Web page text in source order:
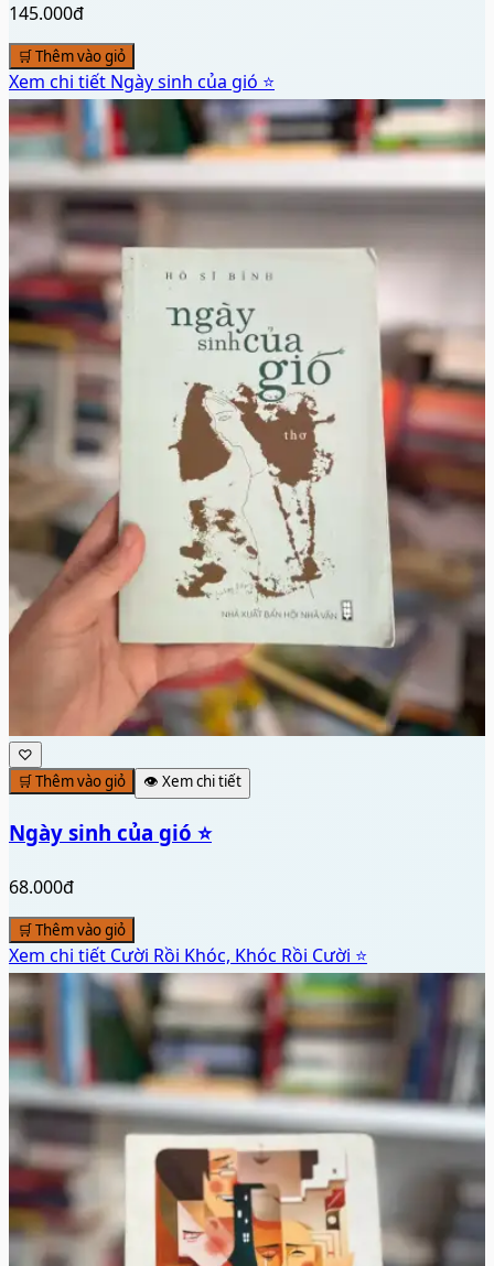
145.000đ
🛒 Thêm vào giỏ
Xem chi tiết Ngày sinh của gió ⭐
♡
🛒 Thêm vào giỏ
👁️ Xem chi tiết
Ngày sinh của gió ⭐
68.000đ
🛒 Thêm vào giỏ
Xem chi tiết Cười Rồi Khóc, Khóc Rồi Cười ⭐